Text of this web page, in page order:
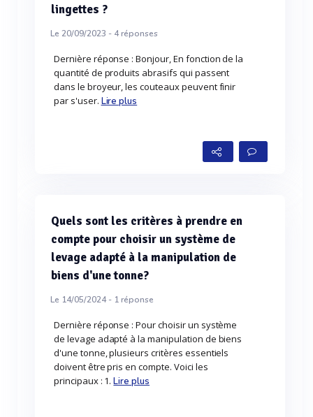
lingettes ?
Le 20/09/2023 - 4réponses
Dernière réponse : Bonjour, En fonction de la
quantité de produits abrasifs qui passent
dans le broyeur, les couteaux peuvent finir
par s'user. Lire plus
Quels sont les critères à prendre en
compte pour choisir un système de
levage adapté à la manipulation de
biens d'une tonne?
Le 14/05/2024 - 1réponse
Dernière réponse : Pour choisir un système
de levage adapté à la manipulation de biens
d'une tonne, plusieurs critères essentiels
doivent être pris en compte. Voici les
principaux : 1.Lire plus